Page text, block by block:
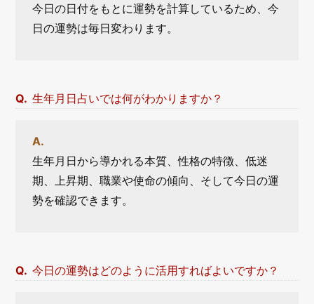
今日の日付をもとに運勢を計算しているため、今
日の運勢は毎日変わります。
生年月日占いでは何がわかりますか？
生年月日から導かれる本質、性格の特徴、低迷
期、上昇期、職業や使命の傾向、そして今日の運
勢を確認できます。
今日の運勢はどのように活用すればよいですか？